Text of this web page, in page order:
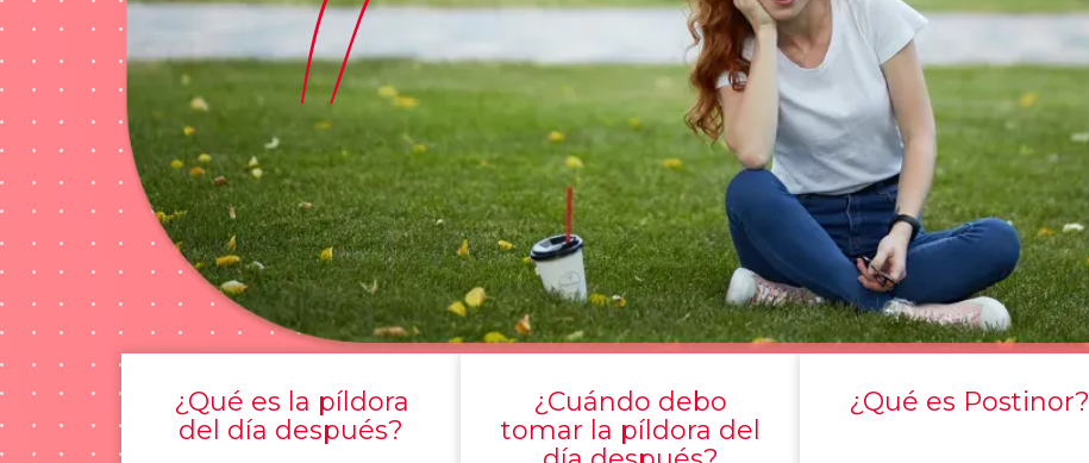
¿Qué es la píldora
del día después?
¿Cuándo debo
tomar la píldora del
¿Qué es Postinor?